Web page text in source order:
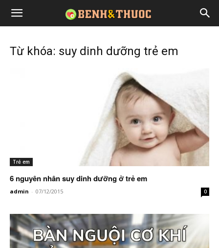
Từ khóa: suy dinh dưỡng trẻ em
Trẻ em
6 nguyên nhân suy dinh dưỡng ở trẻ em
admin - 07/12/2015 0